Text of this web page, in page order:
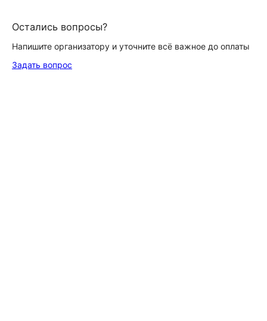
Остались вопросы?
Напишите организатору и уточните всё важное до оплаты
Задать вопрос